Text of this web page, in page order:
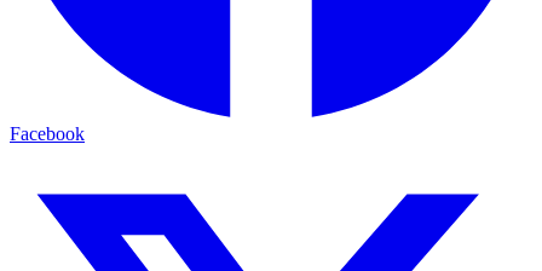
Facebook